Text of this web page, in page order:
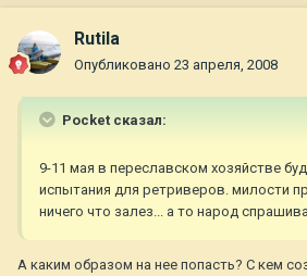
Rutila
Опубликовано 23 апреля, 2008
Pocket сказал:
9-11 мая в переславском хозяйстве
испытания для ретриверов. милости
ничего что залез... а то народ
А каким образом на нее попасть? С кем